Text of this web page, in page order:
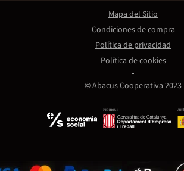
Promou:
© Abacus Cooperativa 2023
Mapa del Sitio
Condiciones de compra
Política de privacidad
Política de cookies